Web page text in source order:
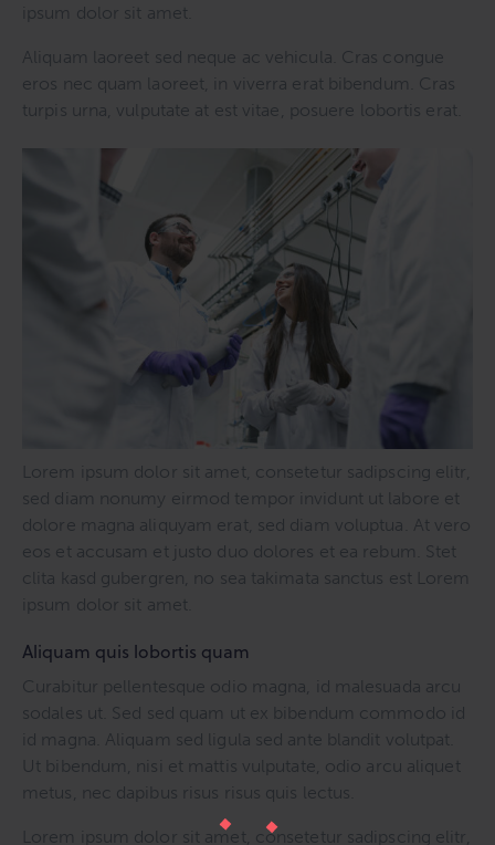
ipsum dolor sit amet.
Aliquam laoreet sed neque ac vehicula. Cras congue
eros nec quam laoreet, in viverra erat bibendum. Cras
turpis urna, vulputate at est vitae, posuere lobortis erat.
Lorem ipsum dolor sit amet, consetetur sadipscing elitr,
sed diam nonumy eirmod tempor invidunt ut labore et
dolore magna aliquyam erat, sed diam voluptua. At vero
eos et accusam et justo duo dolores et ea rebum. Stet
clita kasd gubergren, no sea takimata sanctus est Lorem
ipsum dolor sit amet.
Aliquam quis lobortis quam
Curabitur pellentesque odio magna, id malesuada arcu
sodales ut. Sed sed quam ut ex bibendum commodo id
id magna. Aliquam sed ligula sed ante blandit volutpat.
Ut bibendum, nisi et mattis vulputate, odio arcu aliquet
metus, nec dapibus risus risus quis lectus.
Lorem ipsum dolor sit amet, consetetur sadipscing elitr,